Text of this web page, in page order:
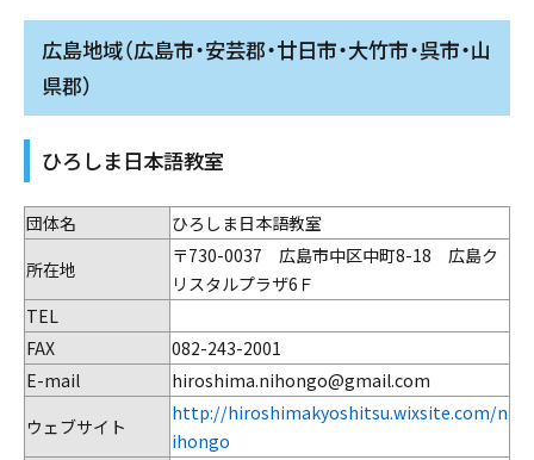
広島地域（広島市・安芸郡・廿日市・大竹市・呉市・山
県郡）
ひろしま日本語教室
団体名
ひろしま日本語教室
所在地
〒730-0037 広島市中区中町8-18 広島ク
リスタルプラザ6Ｆ
TEL
FAX
082-243-2001
E-mail
hiroshima.nihongo@gmail.com
ウェブサイト
http://hiroshimakyoshitsu.wixsite.com/n
ihongo